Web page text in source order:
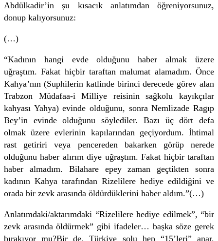
Abdülkadir’in şu kısacık anlatımdan öğreniyorsunuz,
donup kalıyorsunuz:
(…)
“Kadının hangi evde olduğunu haber almak üzere
uğraştım. Fakat hiçbir taraftan malumat alamadım. Önce
Kahya’nın (Suphilerin katlinde birinci derecede görev alan
Trabzon Müdafaa-i Milliye reisinin sağkolu kayıkçılar
kahyası Yahya) evinde olduğunu, sonra Nemlizade Ragıp
Bey’in evinde olduğunu söylediler. Bazı üç dört defa
olmak üzere evlerinin kapılarından geçiyordum. İhtimal
rast getiriri veya pencereden bakarken görüp nerede
olduğunu haber alırım diye uğraştım. Fakat hiçbir taraftan
haber almadım. Bilahare epey zaman geçtikten sonra
kadının Kahya tarafından Rizelilere hediye edildiğini ve
orada bir zevk arasında öldürdüklerini haber aldım.”(…)
Anlatımdaki/aktarımdaki “Rizelilere hediye edilmek”, “bir
zevk arasında öldürmek” gibi ifadeler… başka söze gerek
bırakıyor mu?Bir de, Türkiye solu hep “15’leri” anar,